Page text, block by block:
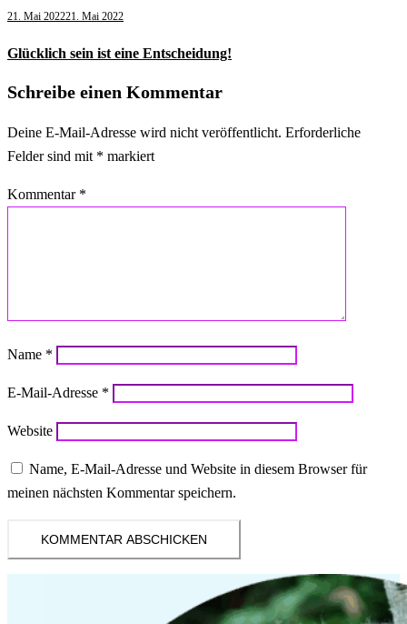
21. Mai 202221. Mai 2022
Glücklich sein ist eine Entscheidung!
Schreibe einen Kommentar
Deine E-Mail-Adresse wird nicht veröffentlicht. Erforderliche
Felder sind mit * markiert
Kommentar *
Name *
E-Mail-Adresse *
Website
Name, E-Mail-Adresse und Website in diesem Browser für
meinen nächsten Kommentar speichern.